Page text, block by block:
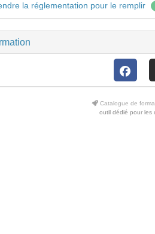
la réglementation pour le remplir
Catalogue de
outil dédié pour les